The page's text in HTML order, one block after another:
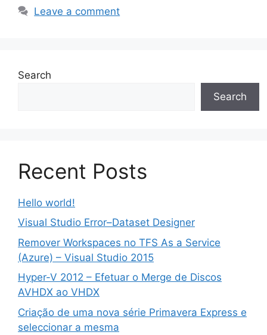
Leave a comment
Search
Search
Recent Posts
Hello world!
Visual Studio Error–Dataset Designer
Remover Workspaces no TFS As a Service
(Azure) – Visual Studio 2015
Hyper-V 2012 – Efetuar o Merge de Discos
AVHDX ao VHDX
Criação de uma nova série Primavera Express e
seleccionar a mesma